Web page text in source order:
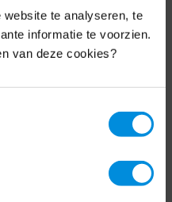
te analyseren, te
informatie te voorzien.
van deze cookies?
raakt.
Nederland